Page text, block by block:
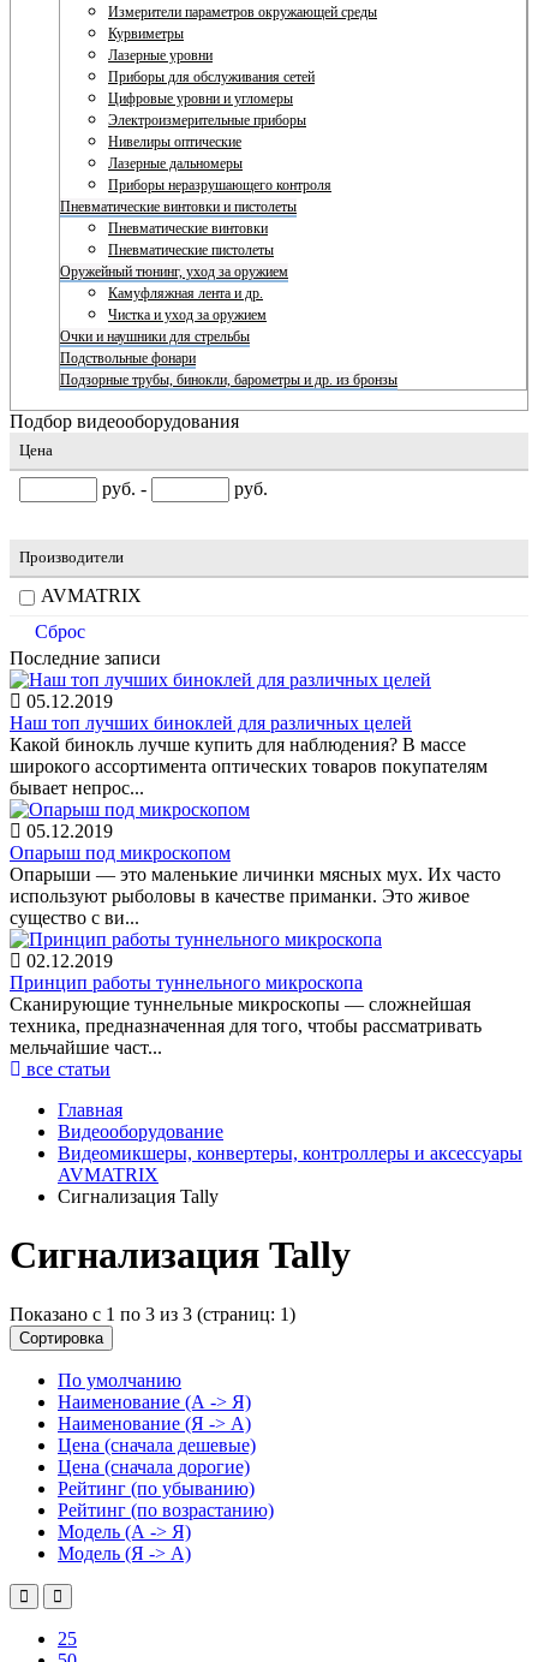
Измерители параметров окружающей среды
Курвиметры
Лазерные уровни
Приборы для обслуживания сетей
Цифровые уровни и угломеры
Электроизмерительные приборы
Нивелиры оптические
Лазерные дальномеры
Приборы неразрушающего контроля
Пневматические винтовки и пистолеты
Пневматические винтовки
Пневматические пистолеты
Оружейный тюнинг, уход за оружием
Камуфляжная лента и др.
Чистка и уход за оружием
Очки и наушники для стрельбы
Подствольные фонари
Подзорные трубы, бинокли, барометры и др. из бронзы
Подбор видеооборудования
Цена
руб. - руб.
Производители
AVMATRIX
Сброс
Последние записи
05.12.2019
Наш топ лучших биноклей для различных целей
Какой бинокль лучше купить для наблюдения? В массе
широкого ассортимента оптических товаров покупателям
бывает непрос...
05.12.2019
Опарыш под микроскопом
Опарыши — это маленькие личинки мясных мух. Их часто
используют рыболовы в качестве приманки. Это живое
существо с ви...
02.12.2019
Принцип работы туннельного микроскопа
Сканирующие туннельные микроскопы — сложнейшая
техника, предназначенная для того, чтобы рассматривать
мельчайшие част...
все статьи
Главная
Видеооборудование
Видеомикшеры, конвертеры, контроллеры и аксессуары
AVMATRIX
Сигнализация Tally
Сигнализация Tally
Показано с 1 по 3 из 3 (страниц: 1)
Сортировка
По умолчанию
Наименование (А -> Я)
Наименование (Я -> А)
Цена (сначала дешевые)
Цена (сначала дорогие)
Рейтинг (по убыванию)
Рейтинг (по возрастанию)
Модель (А -> Я)
Модель (Я -> А)
25